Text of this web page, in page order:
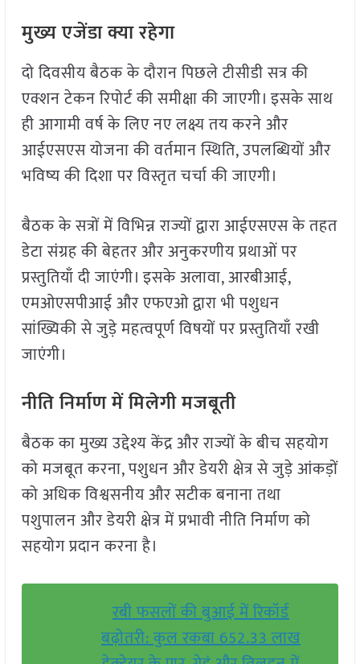
मुख्य एजेंडा क्या रहेगा
दो दिवसीय बैठक के दौरान पिछले टीसीडी सत्र की
एक्शन टेकन रिपोर्ट की समीक्षा की जाएगी। इसके साथ
ही आगामी वर्ष के लिए नए लक्ष्य तय करने और
आईएसएस योजना की वर्तमान स्थिति, उपलब्धियों और
भविष्य की दिशा पर विस्तृत चर्चा की जाएगी।
बैठक के सत्रों में विभिन्न राज्यों द्वारा आईएसएस के तहत
डेटा संग्रह की बेहतर और अनुकरणीय प्रथाओं पर
प्रस्तुतियाँ दी जाएंगी। इसके अलावा, आरबीआई,
एमओएसपीआई और एफएओ द्वारा भी पशुधन
सांख्यिकी से जुड़े महत्वपूर्ण विषयों पर प्रस्तुतियाँ रखी
जाएंगी।
नीति निर्माण में मिलेगी मजबूती
बैठक का मुख्य उद्देश्य केंद्र और राज्यों के बीच सहयोग
को मजबूत करना, पशुधन और डेयरी क्षेत्र से जुड़े आंकड़ों
को अधिक विश्वसनीय और सटीक बनाना तथा
पशुपालन और डेयरी क्षेत्र में प्रभावी नीति निर्माण को
सहयोग प्रदान करना है।
रबी फसलों की बुआई में रिकॉर्ड
बढ़ोतरी: कुल रकबा 652.33 लाख